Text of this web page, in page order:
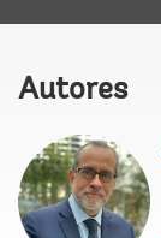
Autores